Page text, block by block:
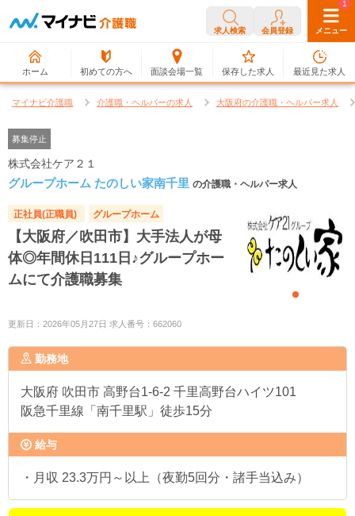
求人検索 会員登録 メニュー
ホーム 初めての方へ 面談会場一覧
0
保存した求人
1
最近見た求人
マイナビ介護職 介護職・ヘルパーの求人 大阪府の介護職・ヘルパー求人
募集停止
株式会社ケア２１
グループホーム たのしい家南千里 の介護職・ヘルパー求人
正社員(正職員) グループホーム
【大阪府／吹田市】大手法人が母
体◎年間休日111日♪グループホー
ムにて介護職募集
更新日：2026年05月27日 求人番号：662060
勤務地
大阪府 吹田市 高野台1-6-2 千里高野台ハイツ101
阪急千里線「南千里駅」徒歩15分
給与
・月収 23.3万円～以上（夜勤5回分・諸手当込み）